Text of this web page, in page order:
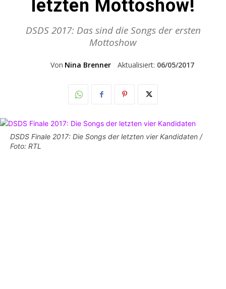
letzten Mottoshow!
DSDS 2017: Das sind die Songs der ersten
Mottoshow
Von Nina Brenner Aktualisiert: 06/05/2017
DSDS Finale 2017: Die Songs der letzten vier Kandidaten /
Foto: RTL